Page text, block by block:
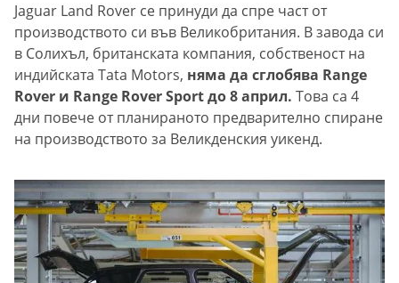
Jaguar Land Rover се принуди да спре част от
производството си във Великобритания. В завода си
в Солихъл, британската компания, собственост на
индийската Tata Motors, няма да сглобява Range
Rover и Range Rover Sport до 8 април. Това са 4
дни повече от планираното предварително спиране
на производството за Великденския уикенд.